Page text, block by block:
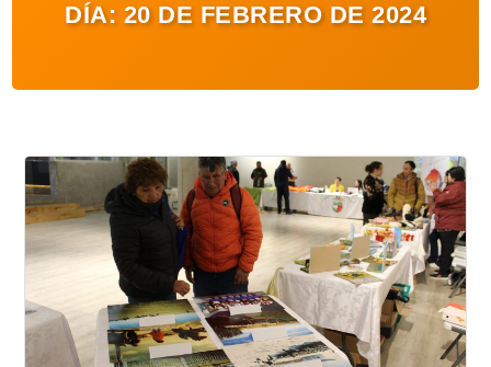
ENTRETENIMIENTO Y CULTURA
AUDIOS
VIDEOS
GALERIA DE FOTOS
APP MÓVIL
DÍA: 20 DE FEBRERO DE 2024